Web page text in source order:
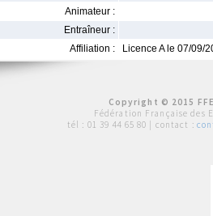
Animateur :
Entraîneur :
Affiliation :
Licence A le 07/09/
Copyright © 2015
Fédération Française des
tél : 01 39 44 65 80 | contact :